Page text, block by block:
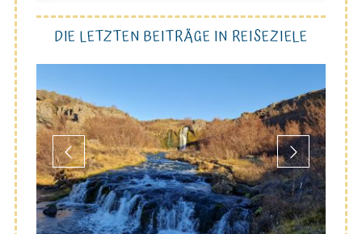
DIE LETZTEN BEITRÄGE IN REISEZIELE